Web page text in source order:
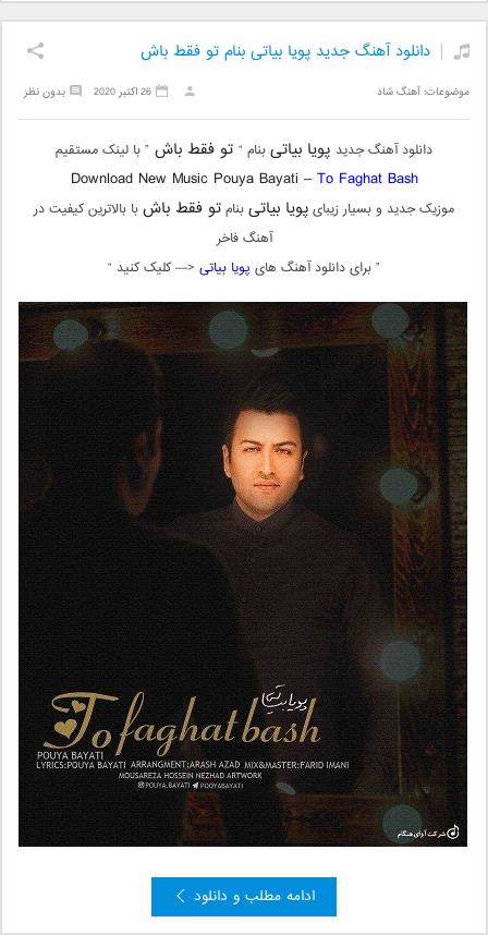
دانلود آهنگ جدید پویا بیاتی بنام تو فقط باش
موضوعات:آهنگ شاد بدون نظر 26 اکتبر 2020
دانلود آهنگ جدید پویا بیاتیبنام “ تو فقط باش ” با لینک مستقیم
Download New Music Pouya Bayati –To Faghat Bash
موزیک جدید و بسیار زیبایپویا بیاتیبنامتو فقط باشبا بالاترین کیفیت در
آهنگ فاخر
” برای دانلود آهنگ های پویا بیاتی <— کلیک کنید “
ادامه مطلب و دانلود